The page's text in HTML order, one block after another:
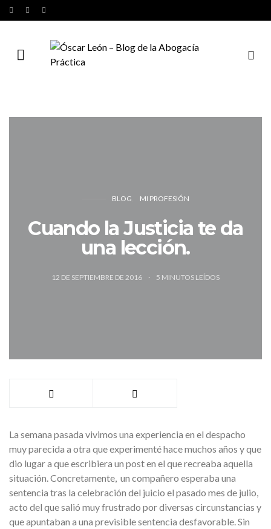
BLOG MI PROFESIÓN
Cuando la Justicia te da
una lección.
12 DE SEPTIEMBRE DE 2016 5 MINUTOS LEÍDOS
La semana pasada vivimos una experiencia en el despacho
muy parecida a otra que experimenté hace muchos años y que
dio lugar a que escribiera un post en el que recreaba aquella
situación. Concretamente, un compañero esperaba una
sentencia tras la celebración del juicio el pasado mes de julio,
acto del que salió muy frustrado por diversas circunstancias y
que apuntaban a una previsible sentencia desfavorable. Sin